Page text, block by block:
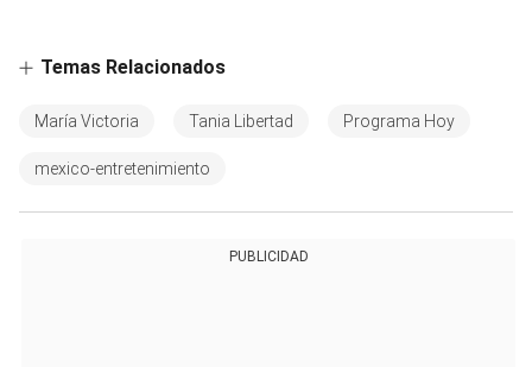
Temas Relacionados
María Victoria Tania Libertad Programa Hoy
mexico-entretenimiento
PUBLICIDAD